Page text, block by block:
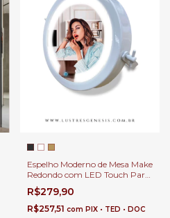
Espelho Moderno de Mesa Make
Redondo com LED Touch Para
Maquiagem, Banheiro,
Penteadeira, Salão de Beleza e
Lojas
R$279,90
R$257,51 com PIX • TED • DOC